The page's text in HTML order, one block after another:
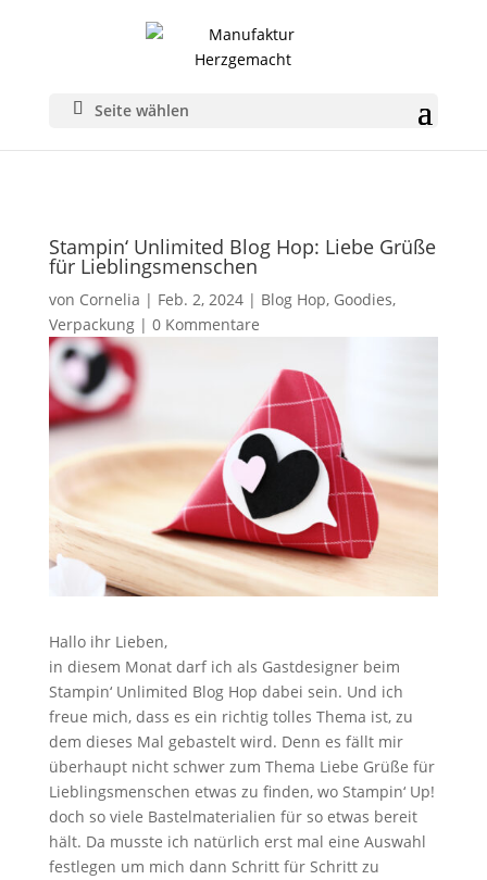
Seite wählen
Stampin‘ Unlimited Blog Hop: Liebe Grüße
für Lieblingsmenschen
von Cornelia | Feb. 2, 2024| Blog Hop, Goodies,
Verpackung| 0 Kommentare
Hallo ihr Lieben,
in diesem Monat darf ich als Gastdesigner beim
Stampin‘ Unlimited Blog Hop dabei sein. Und ich
freue mich, dass es ein richtig tolles Thema ist, zu
dem dieses Mal gebastelt wird. Denn es fällt mir
überhaupt nicht schwer zum Thema Liebe Grüße für
Lieblingsmenschen etwas zu finden, wo Stampin‘ Up!
doch so viele Bastelmaterialien für so etwas bereit
hält. Da musste ich natürlich erst mal eine Auswahl
festlegen um mich dann Schritt für Schritt zu